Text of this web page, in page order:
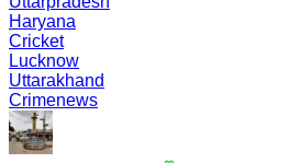
Haryana
Cricket
Lucknow
Uttarakhand
Crimenews